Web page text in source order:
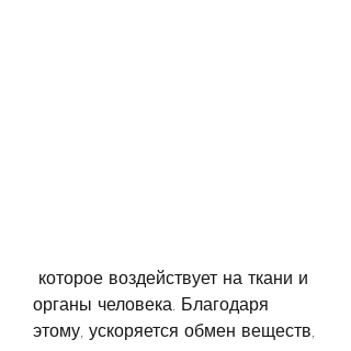
органы человека. Благодаря
этому, ускоряется обмен веществ,